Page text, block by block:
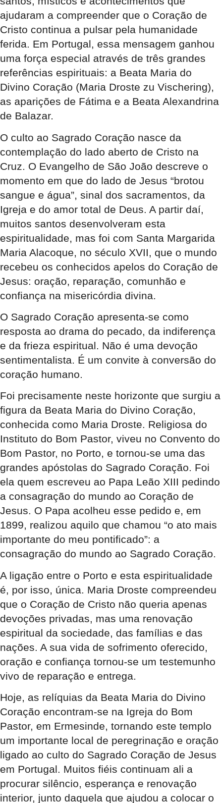
ajudaram a compreender que o Coração de
Cristo continua a pulsar pela humanidade
ferida. Em Portugal, essa mensagem ganhou
uma força especial através de três grandes
referências espirituais: a Beata Maria do
Divino Coração (Maria Droste zu Vischering),
as aparições de Fátima e a Beata Alexandrina
de Balazar.
O culto ao Sagrado Coração nasce da
contemplação do lado aberto de Cristo na
Cruz. O Evangelho de São João descreve o
momento em que do lado de Jesus “brotou
sangue e água”, sinal dos sacramentos, da
Igreja e do amor total de Deus. A partir daí,
muitos santos desenvolveram esta
espiritualidade, mas foi com Santa Margarida
Maria Alacoque, no século XVII, que o mundo
recebeu os conhecidos apelos do Coração de
Jesus: oração, reparação, comunhão e
confiança na misericórdia divina.
O Sagrado Coração apresenta-se como
resposta ao drama do pecado, da indiferença
e da frieza espiritual. Não é uma devoção
sentimentalista. É um convite à conversão do
coração humano.
Foi precisamente neste horizonte que surgiu a
figura da Beata Maria do Divino Coração,
conhecida como Maria Droste. Religiosa do
Instituto do Bom Pastor, viveu no Convento do
Bom Pastor, no Porto, e tornou-se uma das
grandes apóstolas do Sagrado Coração. Foi
ela quem escreveu ao Papa Leão XIII pedindo
a consagração do mundo ao Coração de
Jesus. O Papa acolheu esse pedido e, em
1899, realizou aquilo que chamou “o ato mais
importante do meu pontificado”: a
consagração do mundo ao Sagrado Coração.
A ligação entre o Porto e esta espiritualidade
é, por isso, única. Maria Droste compreendeu
que o Coração de Cristo não queria apenas
devoções privadas, mas uma renovação
espiritual da sociedade, das famílias e das
nações. A sua vida de sofrimento oferecido,
oração e confiança tornou-se um testemunho
vivo de reparação e entrega.
Hoje, as relíquias da Beata Maria do Divino
Coração encontram-se na Igreja do Bom
Pastor, em Ermesinde, tornando este templo
um importante local de peregrinação e oração
ligado ao culto do Sagrado Coração de Jesus
em Portugal. Muitos fiéis continuam ali a
procurar silêncio, esperança e renovação
interior, junto daquela que ajudou a colocar o